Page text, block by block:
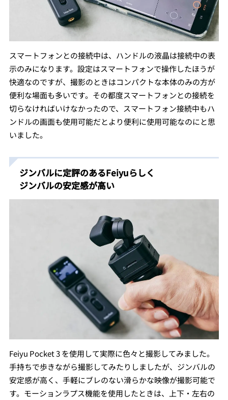
スマートフォンとの接続中は、ハンドルの液晶は接続中の表
示のみになります。設定はスマートフォンで操作したほうが
快適なのですが、撮影のときはコンパクトな本体のみの方が
便利な場面も多いです。その都度スマートフォンとの接続を
切らなければいけなかったので、スマートフォン接続中もハ
ンドルの画面も使用可能だとより便利に使用可能なのにと思
いました。
ジンバルに定評のあるFeiyuらしく
ジンバルの安定感が高い
Feiyu Pocket 3 を使用して実際に色々と撮影してみました。
手持ちで歩きながら撮影してみたりしましたが、ジンバルの
安定感が高く、手軽にブレのない滑らかな映像が撮影可能で
す。モーションラプス機能を使用したときは、上下・左右の